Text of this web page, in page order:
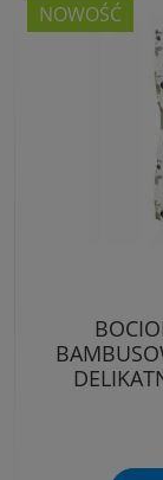
NOWOŚĆ